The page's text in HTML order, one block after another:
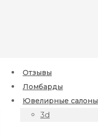
Отзывы
Ломбарды
Ювелирные салоны
3d